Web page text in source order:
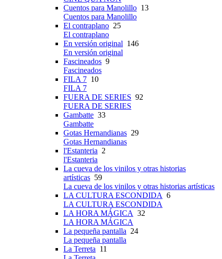
Cuentos para Manolillo 13
Cuentos para Manolillo
El contraplano 25
El contraplano
En versión original 146
En versión original
Fascineados 9
Fascineados
FILA 7 10
FILA 7
FUERA DE SERIES 92
FUERA DE SERIES
Gambatte 33
Gambatte
Gotas Hernandianas 29
Gotas Hernandianas
l'Estanteria 2
l'Estanteria
La cueva de los vinilos y otras historias
artísticas 59
La cueva de los vinilos y otras historias artísticas
LA CULTURA ESCONDIDA 6
LA CULTURA ESCONDIDA
LA HORA MÁGICA 32
LA HORA MÁGICA
La pequeña pantalla 24
La pequeña pantalla
La Terreta 11